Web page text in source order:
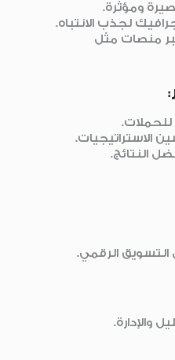
ومؤثرة.
لجذب الانتباه.
منصات مثل
:
للحملات.
الاستراتيجيات.
النتائج.
الرقمي.
والإدارة.